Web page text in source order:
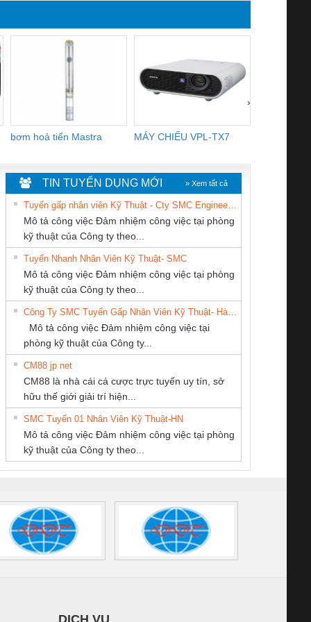
bơm hoả tiển Mastra MÁY CHIẾU VPL-TX7
›
Le An Toàn
Contact
– PSR-
SCP-
FSP/2X1/1X2
sát chuỗi
tấm pin
16I+
(2502520000)
Bộ giám sát chuỗi
tấm pin
TRANSCLINIC 16I+
1K5 L (2433950000)
Bộ giám sát dòng
TRANSCLINIC 16I+
(2008130000)
Bộ chỉnh lưu nguồn
điện TRANSCLINIC
BKE 1K5.4
(7791400879)2. Giá
Nẹp nhôm chống
trơn Đà Nẵng
CÔNG TY TNHH
THƯƠNG MẠI
THIÊN ÂN VIỆT
NAM
CÔNG TY CP TỰ
ĐỘNG TIẾN
HƯNG
Công Ty TNHH
Quốc Thịnh
CÔNG TY CỔ
PHẦN TỰ ĐỘNG
TIẾN HƯNG
KỸ THUẬT KTECH
VIỆT NAM
TM-DV DAI DONG
TIN TUYỂN DỤNG MỚI » Xem tất cả
Mô tả công việc Đảm nhiệm công việc tại phòng
kỹ thuật của Công ty theo...
Tuyển Nhanh Nhân Viên Kỹ Thuật- SMC
Mô tả công việc Đảm nhiệm công việc tại phòng
kỹ thuật của Công ty theo...
Mô tả công việc Đảm nhiệm công việc tại
phòng kỹ thuật của Công ty...
CM88 jp net
CM88 là nhà cái cá cược trực tuyến uy tín, sở
hữu thế giới giải trí hiện...
SMC Tuyển 01 Nhân Viên Kỹ Thuật-HN
Mô tả công việc Đảm nhiệm công việc tại phòng
kỹ thuật của Công ty theo...
DỊCH VỤ